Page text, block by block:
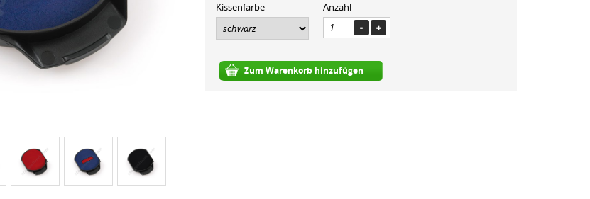
Kissenfarbe Anzahl
Zum Warenkorb hinzufügen